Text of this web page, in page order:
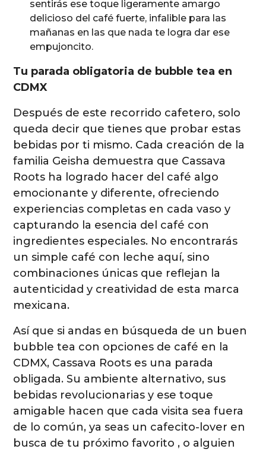
sentirás ese toque ligeramente amargo
delicioso del café fuerte, infalible para las
mañanas en las que nada te logra dar ese
empujoncito.
Tu parada obligatoria de bubble tea en
CDMX
Después de este recorrido cafetero, solo
queda decir que tienes que probar estas
bebidas por ti mismo. Cada creación de la
familia Geisha demuestra que Cassava
Roots ha logrado hacer del café algo
emocionante y diferente, ofreciendo
experiencias completas en cada vaso y
capturando la esencia del café con
ingredientes especiales. No encontrarás
un simple café con leche aquí, sino
combinaciones únicas que reflejan la
autenticidad y creatividad de esta marca
mexicana.
Así que si andas en búsqueda de un buen
bubble tea con opciones de café en la
CDMX, Cassava Roots es una parada
obligada. Su ambiente alternativo, sus
bebidas revolucionarias y ese toque
amigable hacen que cada visita sea fuera
de lo común, ya seas un cafecito-lover en
busca de tu próximo favorito , o alguien